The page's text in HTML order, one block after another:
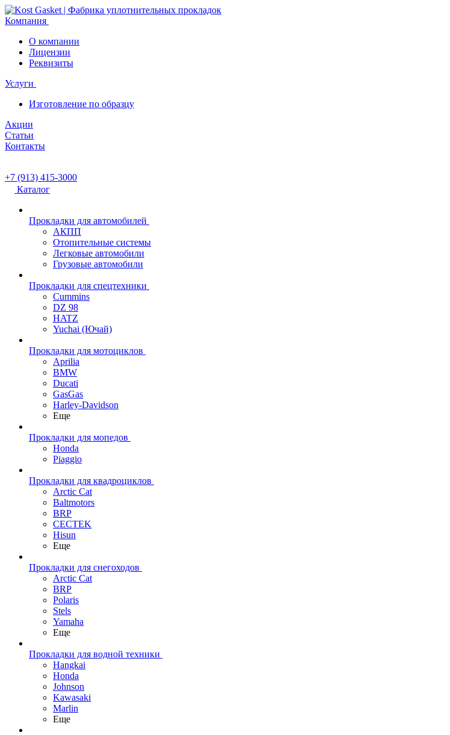
Компания
О компании
Лицензии
Реквизиты
Услуги
Изготовление по образцу
Акции
Статьи
Контакты
+7 (913) 415-3000
Каталог
Прокладки для автомобилей
АКПП
Отопительные системы
Легковые автомобили
Грузовые автомобили
Прокладки для спецтехники
Cummins
DZ 98
HATZ
Yuchai (Ючай)
Прокладки для мотоциклов
Aprilia
BMW
Ducati
GasGas
Harley-Davidson
Еще
Прокладки для мопедов
Honda
Piaggio
Прокладки для квадроциклов
Arctic Cat
Baltmotors
BRP
CECTEK
Hisun
Еще
Прокладки для снегоходов
Arctic Cat
BRP
Polaris
Stels
Yamaha
Еще
Прокладки для водной техники
Hangkai
Honda
Johnson
Kawasaki
Marlin
Еще